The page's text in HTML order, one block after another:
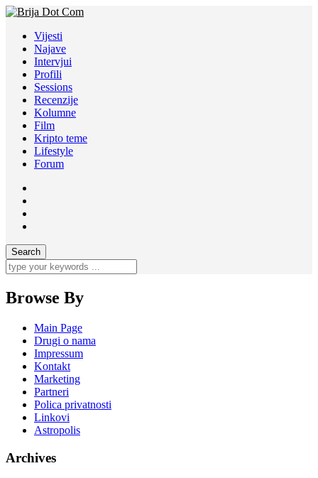
Vijesti
Najave
Intervjui
Profili
Sessions
Recenzije
Kolumne
Film
Kripto teme
Lifestyle
Forum
Browse By
Main Page
Drugi o nama
Impressum
Kontakt
Marketing
Partneri
Polica privatnosti
Linkovi
Astropolis
Archives